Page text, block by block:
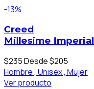
-13%
Creed
Millesime Imperial
$235Desde $205
Hombre , Unisex , Mujer
Ver producto